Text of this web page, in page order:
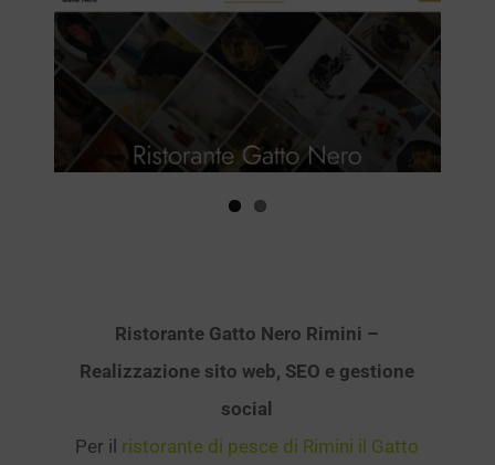
immagine
Ristorante Gatto Nero Rimini –
Realizzazione sito web, SEO e gestione
social
Per il ristorante di pesce di Rimini il Gatto